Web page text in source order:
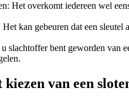
Het overkomt iedereen wel
kan gebeuren dat een
slachtoffer bent geworden van
van een